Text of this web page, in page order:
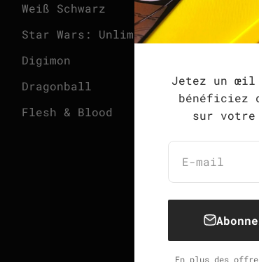
Jetez un
bénéficiez
sur votre
E-mail
En plus des
Weiß Schwarz
Star Wars: Unlimited
Digimon
Dragonball
Flesh & Blood
vente